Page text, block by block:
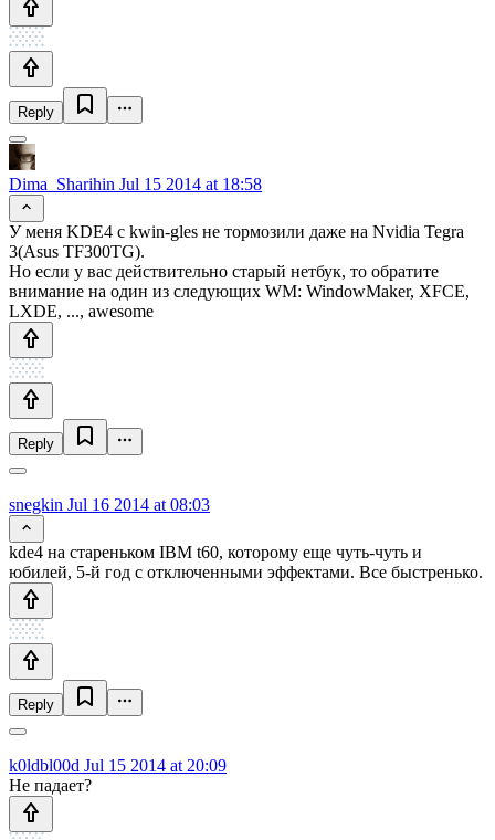
Reply
Dima_Sharihin Jul 15 2014 at 18:58
У меня KDE4 с kwin-gles не тормозили даже на Nvidia Tegra
3(Asus TF300TG).
Но если у вас действительно старый нетбук, то обратите
внимание на один из следующих WM: WindowMaker, XFCE,
LXDE, ..., awesome
Reply
snegkin Jul 16 2014 at 08:03
kde4 на стареньком IBM t60, которому еще чуть-чуть и
юбилей, 5-й год с отключенными эффектами. Все быстренько.
Reply
k0ldbl00d Jul 15 2014 at 20:09
Не падает?